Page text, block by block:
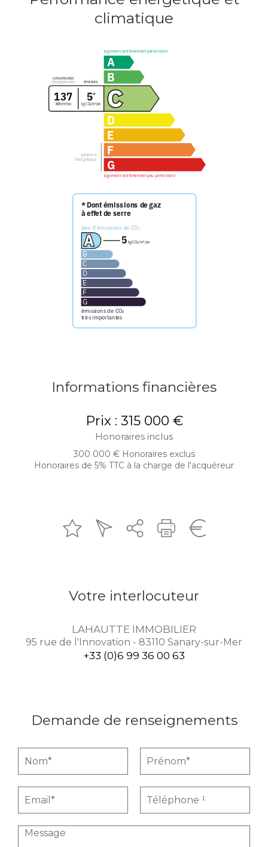
climatique
Informations financières
Prix : 315 000 €
Honoraires inclus
300 000 € Honoraires exclus
Honoraires de 5% TTC à la charge de l'acquéreur
Votre interlocuteur
LAHAUTTE IMMOBILIER
95 rue de l'Innovation - 83110 Sanary-sur-Mer
+33 (0)6 99 36 00 63
Demande de renseignements